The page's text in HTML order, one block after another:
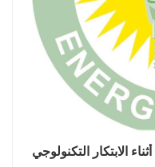
الابتكار التكنولوجي